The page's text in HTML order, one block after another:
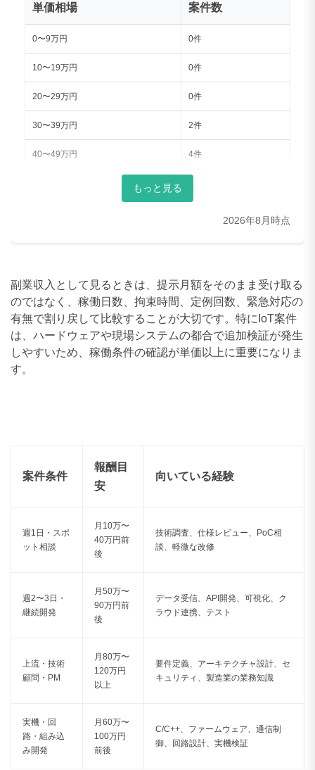
単価相場 案件数
0〜9万円 0件
10〜19万円 0件
20〜29万円 0件
30〜39万円 2件
40〜49万円 4件
90〜99万円 9件
100〜109万円 5件
110〜119万円 1件
150〜159万円 1件
170〜179万円 0件
200〜209万円 0件
220〜229万円
240〜249万円 0件
もっと見る
2026年8月時点
副業収入として見るときは、提示月額をそのまま受け取る
のではなく、稼働日数、拘束時間、定例回数、緊急対応の
有無で割り戻して比較することが大切です。特にIoT案件
は、ハードウェアや現場システムの都合で追加検証が発生
しやすいため、稼働条件の確認が単価以上に重要になりま
す。
案件条件
報酬目
安
向いている経験
週1日・スポ
ット相談
月10万〜
40万円前
後
技術調査、仕様レビュー、PoC相
談、軽微な改修
週2〜3日・
継続開発
月50万〜
90万円前
後
データ受信、API開発、可視化、ク
ラウド連携、テスト
上流・技術
顧問・PM
月80万〜
120万円
以上
要件定義、アーキテクチャ設計、セ
キュリティ、製造業の業務知識
実機・回
路・組み込
み開発
月60万〜
100万円
前後
C/C++、ファームウェア、通信制
御、回路設計、実機検証